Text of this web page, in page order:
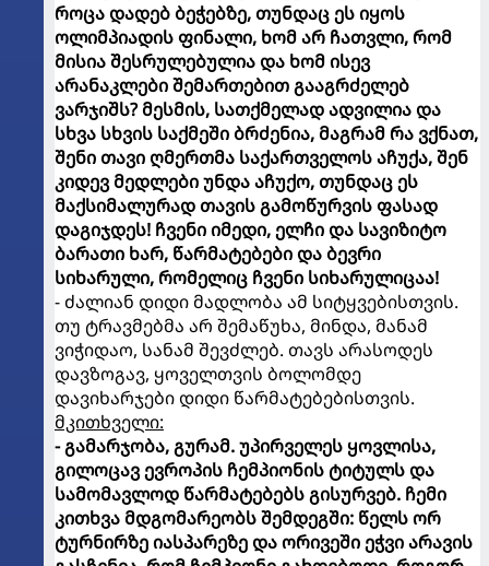
როცა დადებ ბეჭებზე, თუნდაც ეს იყოს
ოლიმპიადის ფინალი, ხომ არ ჩათვლი, რომ
მისია შესრულებულია და ხომ ისევ
არანაკლები შემართებით გააგრძელებ
ვარჯიშს? მესმის, სათქმელად ადვილია და
სხვა სხვის საქმეში ბრძენია, მაგრამ რა ვქნათ,
შენი თავი ღმერთმა საქართველოს აჩუქა, შენ
კიდევ მედლები უნდა აჩუქო, თუნდაც ეს
მაქსიმალურად თავის გამოწურვის ფასად
დაგიჯდეს! ჩვენი იმედი, ელჩი და სავიზიტო
ბარათი ხარ, წარმატებები და ბევრი
სიხარული, რომელიც ჩვენი სიხარულიცაა!
- ძალიან დიდი მადლობა ამ სიტყვებისთვის.
თუ ტრავმებმა არ შემაწუხა, მინდა, მანამ
ვიჭიდაო, სანამ შევძლებ. თავს არასოდეს
დავზოგავ, ყოველთვის ბოლომდე
დავიხარჯები დიდი წარმატებებისთვის.
მკითხველი:
- გამარჯობა, გურამ. უპირველეს ყოვლისა,
გილოცავ ევროპის ჩემპიონის ტიტულს და
სამომავლოდ წარმატებებს გისურვებ. ჩემი
კითხვა მდგომარეობს შემდეგში: წელს ორ
ტურნირზე იასპარეზე და ორივეში ეჭვი არავის